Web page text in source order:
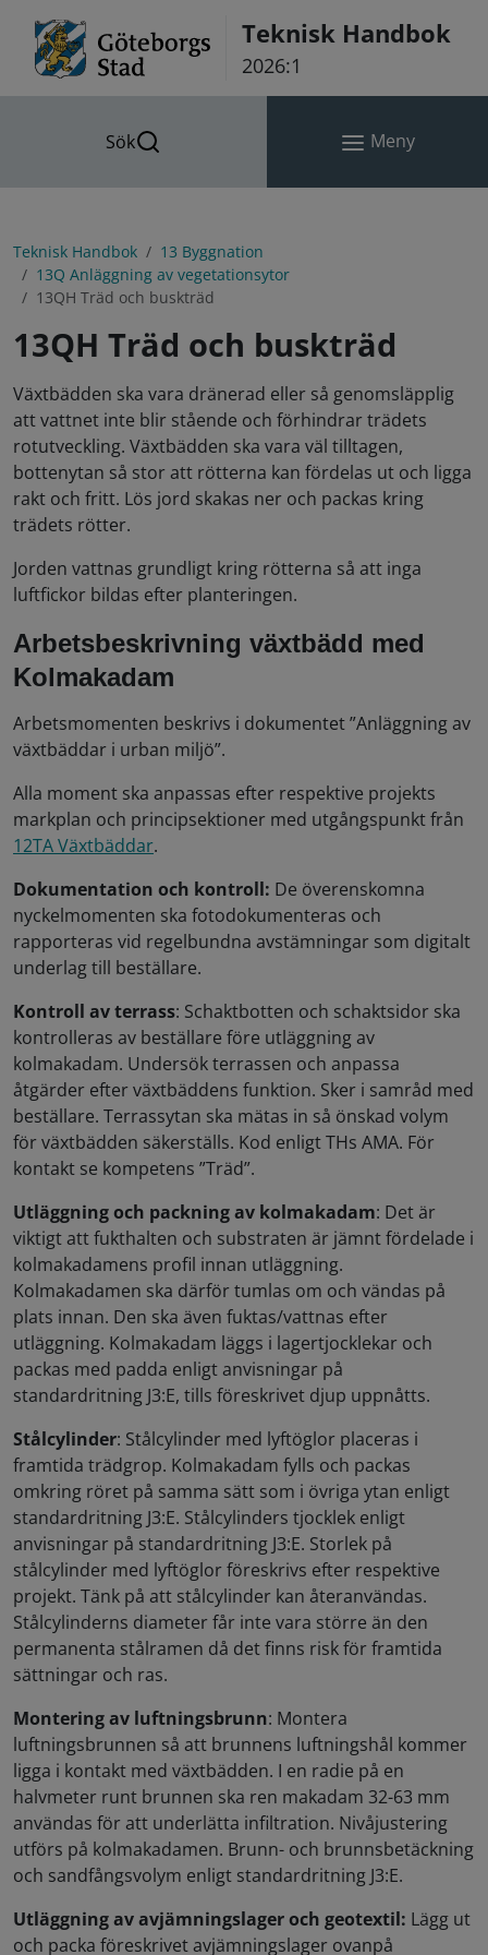
Teknisk Handbok
2026:1
Sök Meny
Teknisk Handbok
13 Byggnation
13Q Anläggning av vegetationsytor
13QH Träd och buskträd
13QH Träd och buskträd
Växtbädden ska vara dränerad eller så genomsläpplig
att vattnet inte blir stående och förhindrar trädets
rotutveckling. Växtbädden ska vara väl tilltagen,
bottenytan så stor att rötterna kan fördelas ut och ligga
rakt och fritt. Lös jord skakas ner och packas kring
trädets rötter.
Jorden vattnas grundligt kring rötterna så att inga
luftfickor bildas efter planteringen.
Arbetsbeskrivning växtbädd med
Kolmakadam
Arbetsmomenten beskrivs i dokumentet ”Anläggning av
växtbäddar i urban miljö”.
Alla moment ska anpassas efter respektive projekts
markplan och principsektioner med utgångspunkt från
12TA Växtbäddar.
Dokumentation och kontroll: De överenskomna
nyckelmomenten ska fotodokumenteras och
rapporteras vid regelbundna avstämningar som digitalt
underlag till beställare.
Kontroll av terrass: Schaktbotten och schaktsidor ska
kontrolleras av beställare före utläggning av
kolmakadam. Undersök terrassen och anpassa
åtgärder efter växtbäddens funktion. Sker i samråd med
beställare. Terrassytan ska mätas in så önskad volym
för växtbädden säkerställs. Kod enligt THs AMA. För
kontakt se kompetens ”Träd”.
Utläggning och packning av kolmakadam: Det är
viktigt att fukthalten och substraten är jämnt fördelade i
kolmakadamens profil innan utläggning.
Kolmakadamen ska därför tumlas om och vändas på
plats innan. Den ska även fuktas/vattnas efter
utläggning. Kolmakadam läggs i lagertjocklekar och
packas med padda enligt anvisningar på
standardritning J3:E, tills föreskrivet djup uppnåtts.
Stålcylinder: Stålcylinder med lyftöglor placeras i
framtida trädgrop. Kolmakadam fylls och packas
omkring röret på samma sätt som i övriga ytan enligt
standardritning J3:E. Stålcylinders tjocklek enligt
anvisningar på standardritning J3:E. Storlek på
stålcylinder med lyftöglor föreskrivs efter respektive
projekt. Tänk på att stålcylinder kan återanvändas.
Stålcylinderns diameter får inte vara större än den
permanenta stålramen då det finns risk för framtida
sättningar och ras.
Montering av luftningsbrunn: Montera
luftningsbrunnen så att brunnens luftningshål kommer
ligga i kontakt med växtbädden. I en radie på en
halvmeter runt brunnen ska ren makadam 32-63 mm
användas för att underlätta infiltration. Nivåjustering
utförs på kolmakadamen. Brunn- och brunnsbetäckning
och sandfångsvolym enligt standardritning J3:E.
Utläggning av avjämningslager och geotextil: Lägg ut
och packa föreskrivet avjämningslager ovanpå